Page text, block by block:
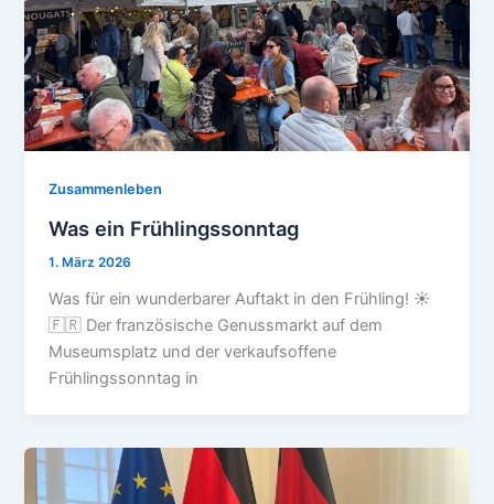
Zusammenleben
Was ein Frühlingssonntag
1. März 2026
Was für ein wunderbarer Auftakt in den Frühling! ☀️
🇫🇷 Der französische Genussmarkt auf dem
Museumsplatz und der verkaufsoffene
Frühlingssonntag in